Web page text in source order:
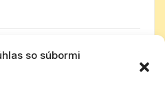
so súbormi